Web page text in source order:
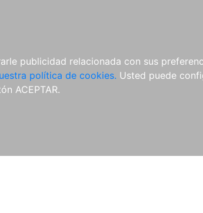
publicidad relacionada con sus
política de cookies. Usted puede
ACEPTAR.